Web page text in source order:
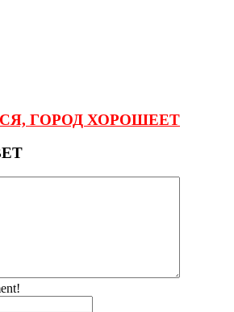
ГОРОД ХОРОШЕЕТ